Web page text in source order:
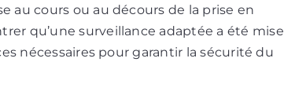
au cours ou au décours de la prise en
qu’une surveillance adaptée a été mise
nécessaires pour garantir la sécurité du